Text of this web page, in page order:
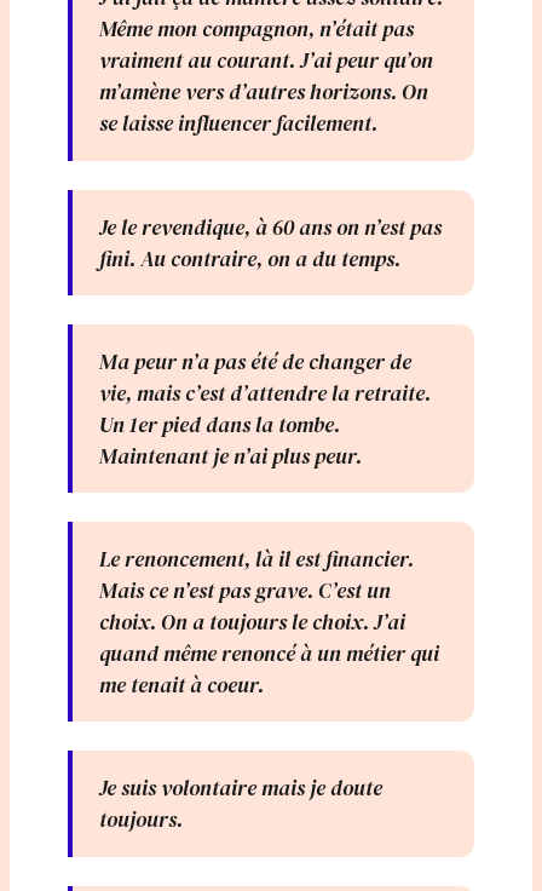
Même mon compagnon, n’était pas
vraiment au courant. J’ai peur qu’on
m’amène vers d’autres horizons. On
se laisse influencer facilement.
Je le revendique, à 60 ans on n’est pas
fini. Au contraire, on a du temps.
Ma peur n’a pas été de changer de
vie, mais c’est d’attendre la retraite.
Un 1er pied dans la tombe.
Maintenant je n’ai plus peur.
Le renoncement, là il est financier.
Mais ce n’est pas grave. C’est un
choix. On a toujours le choix. J’ai
quand même renoncé à un métier qui
me tenait à coeur.
Je suis volontaire mais je doute
toujours.